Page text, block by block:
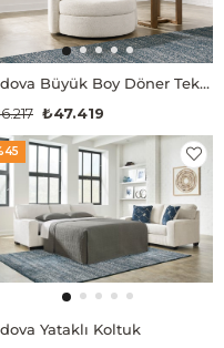
Padova Büyük Boy Döner Tekli Koltuk
₺47.419
Yataklı Koltuk